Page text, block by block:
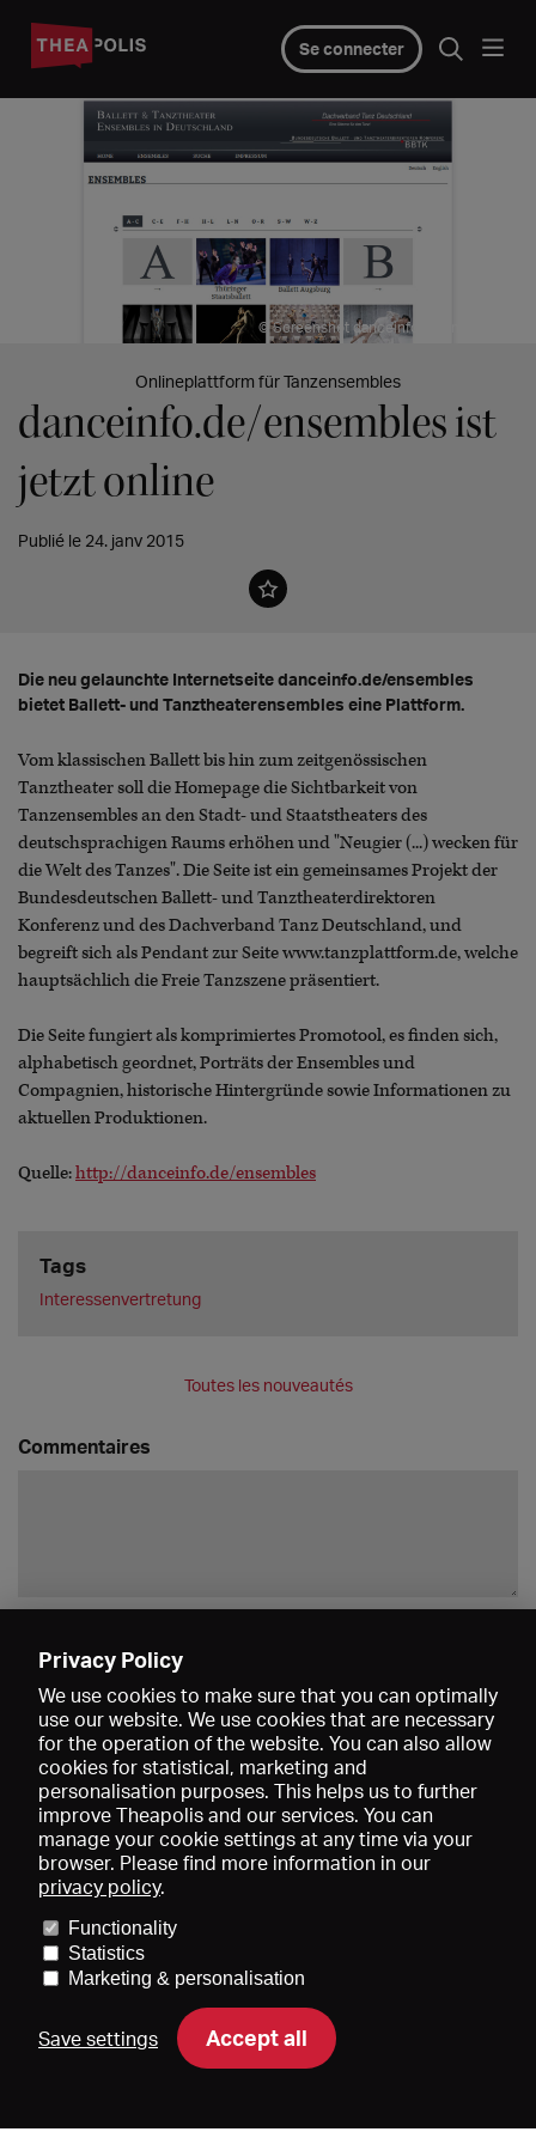
Se connecter
© Screenshot danceinfo.de/ensembles
Onlineplattform für Tanzensembles
danceinfo.de/ensembles ist
jetzt online
Publié le 24. janv 2015
Die neu gelaunchte Internetseite danceinfo.de/ensembles
bietet Ballett- und Tanztheaterensembles eine Plattform.
Vom klassischen Ballett bis hin zum zeitgenössischen
Tanztheater soll die Homepage die Sichtbarkeit von
Tanzensembles an den Stadt- und Staatstheaters des
deutschsprachigen Raums erhöhen und "Neugier (...) wecken für
die Welt des Tanzes". Die Seite ist ein gemeinsames Projekt der
Bundesdeutschen Ballett- und Tanztheaterdirektoren
Konferenz und des Dachverband Tanz Deutschland, und
begreift sich als Pendant zur Seite www.tanzplattform.de, welche
hauptsächlich die Freie Tanzszene präsentiert.
Die Seite fungiert als komprimiertes Promotool, es finden sich,
alphabetisch geordnet, Porträts der Ensembles und
Compagnien, historische Hintergründe sowie Informationen zu
aktuellen Produktionen.
Quelle:http://danceinfo.de/ensembles
Tags
Interessenvertretung
Toutes les nouveautés
Commentaires
Données médiatiques
Conditions générales de vente
Contact
Aide Newsletter
Privacy Policy
We use cookies to make sure that you can optimally
use our website. We use cookies that are necessary
for the operation of the website. You can also allow
cookies for statistical, marketing and
personalisation purposes. This helps us to further
improve Theapolis and our services. You can
manage your cookie settings at any time via your
browser. Please find more information in our
privacy policy.
Functionality
Statistics
Marketing & personalisation
Save settings Accept all